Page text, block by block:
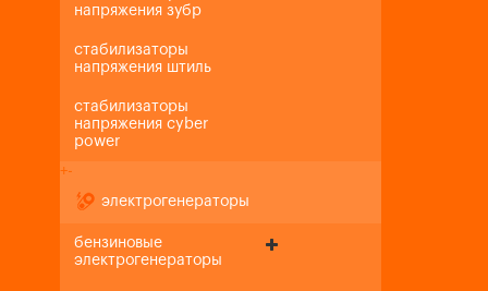
напряжения зубр
стабилизаторы
напряжения штиль
стабилизаторы
напряжения cyber
power
+-
электрогенераторы
бензиновые
электрогенераторы